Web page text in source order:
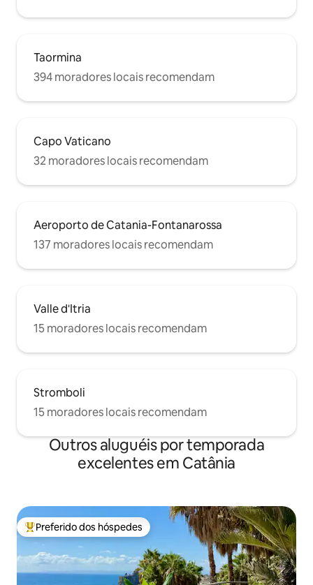
Taormina
394 moradores locais recomendam
Capo Vaticano
32 moradores locais recomendam
Aeroporto de Catania-Fontanarossa
137 moradores locais recomendam
Valle d'Itria
15 moradores locais recomendam
Stromboli
15 moradores locais recomendam
Outros aluguéis por temporada
excelentes em Catânia
Entre os melhores preferidos dos hóspedes
Preferido dos hóspedes